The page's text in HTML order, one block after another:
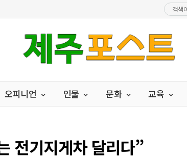
오피니언 인물 문화 교육
전기지게차 달리다”